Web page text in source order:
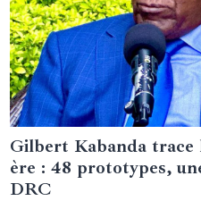
18 décembre 2024
Gilbert Kabanda trace
ère : 48 prototypes,
DRC